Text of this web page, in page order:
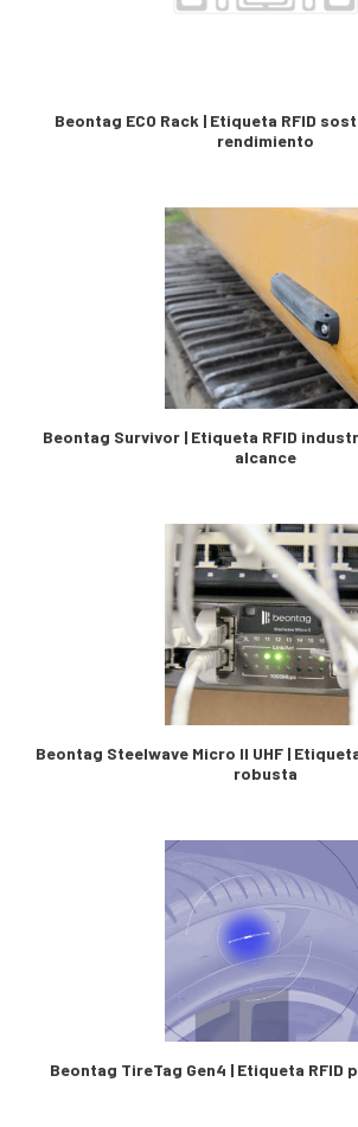
Beontag ECO Rack | Etiqueta RFID
rendimiento
Beontag Survivor | Etiqueta RFID
alcance
Beontag Steelwave Micro II UHF |
robusta
Beontag TireTag Gen4 | Etiqueta RFID